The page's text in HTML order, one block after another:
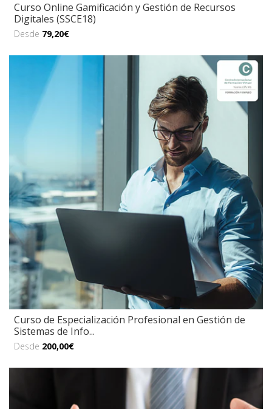
Curso Online Gamificación y Gestión de Recursos
Digitales (SSCE18)
Desde 79,20€
Curso de Especialización Profesional en Gestión de
Sistemas de Info...
Desde 200,00€